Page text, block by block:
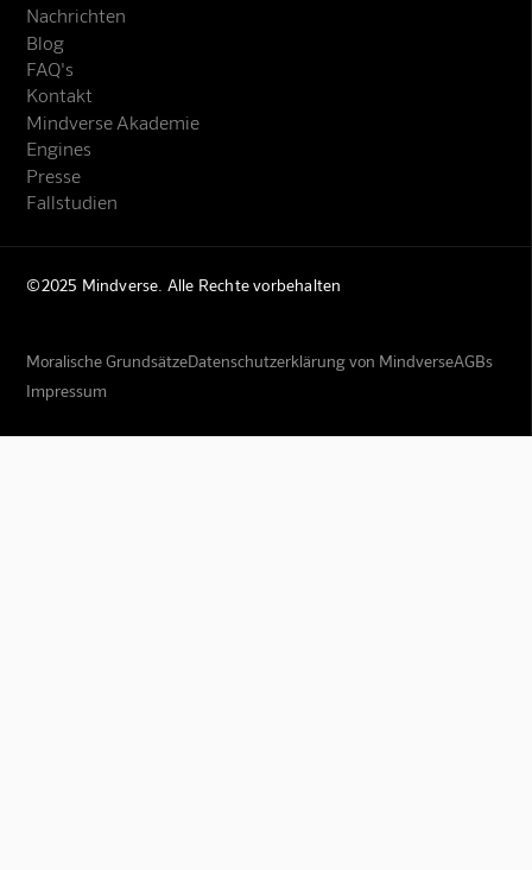
Nachrichten
Blog
FAQ's
Kontakt
Mindverse Akademie
Engines
Presse
Fallstudien
©2025 Mindverse. Alle Rechte vorbehalten
Moralische GrundsätzeDatenschutzerklärung von MindverseAGBs
Impressum